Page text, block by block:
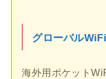
グローバルWiFi
海外用ポケット